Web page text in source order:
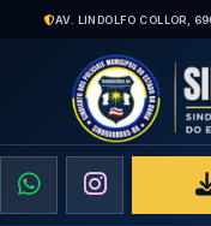
AV. LINDOLFO COLLOR,